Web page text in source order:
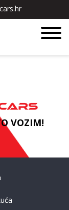
VOZIM!